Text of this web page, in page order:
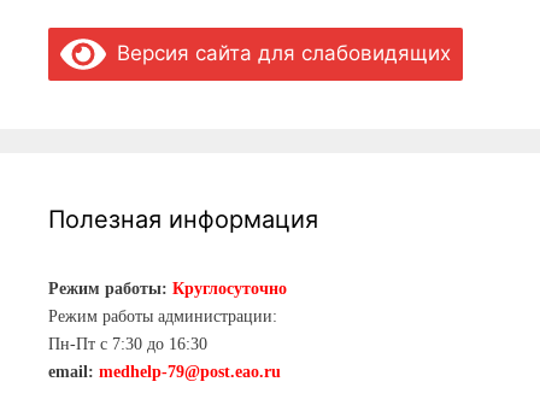
Версия сайта для слабовидящих
Полезная информация
Режим работы: Круглосуточно
Режим работы администрации:
Пн-Пт с 7:30 до 16:30
email: medhelp-79@post.eao.ru